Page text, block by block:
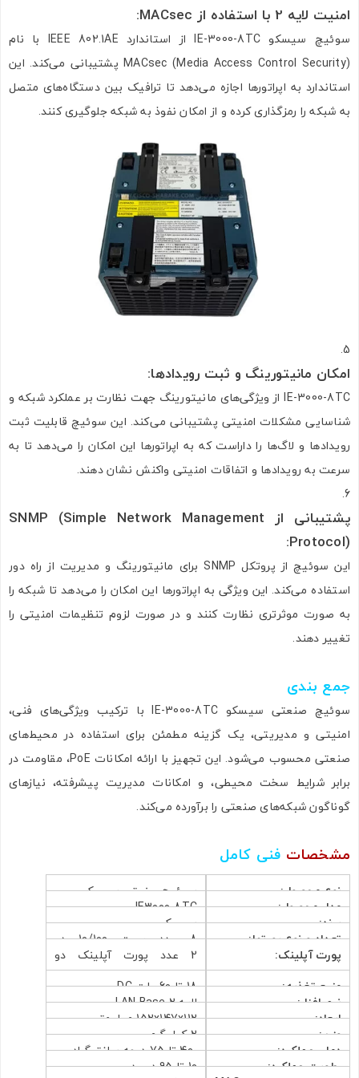
امنیت لایه 2 با استفاده از
سوئیچ سیسکو IE-3000-8TC از استاندارد IEEE 802.1AE با نام
MACsec (Media Access Control Security) پشتیبانی می‌کند. این
استاندارد به اپراتورها اجازه می‌دهد تا ترافیک بین دستگاه‌های متصل
به شبکه را رمزگذاری کرده و از امکان نفوذ به شبکه جلوگیری کنند.
امکان مانیتورینگ و ثبت رویدادها:
IE-3000-8TC از ویژگی‌های مانیتورینگ جهت نظارت بر عملکرد شبکه و
شناسایی مشکلات امنیتی پشتیبانی می‌کند. این سوئیچ قابلیت ثبت
رویدادها و لاگ‌ها را داراست که به اپراتورها این امکان را می‌دهد تا به
سرعت به رویدادها و اتفاقات امنیتی واکنش نشان دهند.
پشتیبانی از SNMP (Simple Network Management
Protocol):
این سوئیچ از پروتکل SNMP برای مانیتورینگ و مدیریت از راه دور
استفاده می‌کند. این ویژگی به اپراتورها این امکان را می‌دهد تا شبکه را
به صورت موثرتری نظارت کنند و در صورت لزوم تنظیمات امنیتی را
تغییر دهند.
جمع بندی
سوئیچ صنعتی سیسکو IE-3000-8TC با ترکیب ویژگی‌های فنی،
امنیتی و مدیریتی، یک گزینه مطمئن برای استفاده در محیط‌های
صنعتی محسوب می‌شود. این تجهیز با ارائه امکانات PoE، مقاومت در
برابر شرایط سخت محیطی، و امکانات مدیریت پیشرفته، نیازهای
گوناگون شبکه‌های صنعتی را برآورده می‌کند.
مشخصات فنی کامل
نوع محصول:
سوئیچ صنعتی سیسکو
مدل محصول:
IE3000-8TC
برند:
سیسکو
تعداد و نوع پورتها:
8 عدد پورت 10/100 دو
منظوره
پورت آپلینک:
2 عدد پورت آپلینک دو
منظوره 10/100/1000 یا SFP
منبع تغذیه:
18 تا 60 ولت DC
نرم افزار:
لایه 2 LAN Base
ابعاد:
152x147x112 میلیمتر
وزن:
2 کیلوگرم
دمای عملکرد:
-40 تا 75 درجه سانتیگراد
رطوبت عملکرد:
10 تا 95 درصد
ارسال